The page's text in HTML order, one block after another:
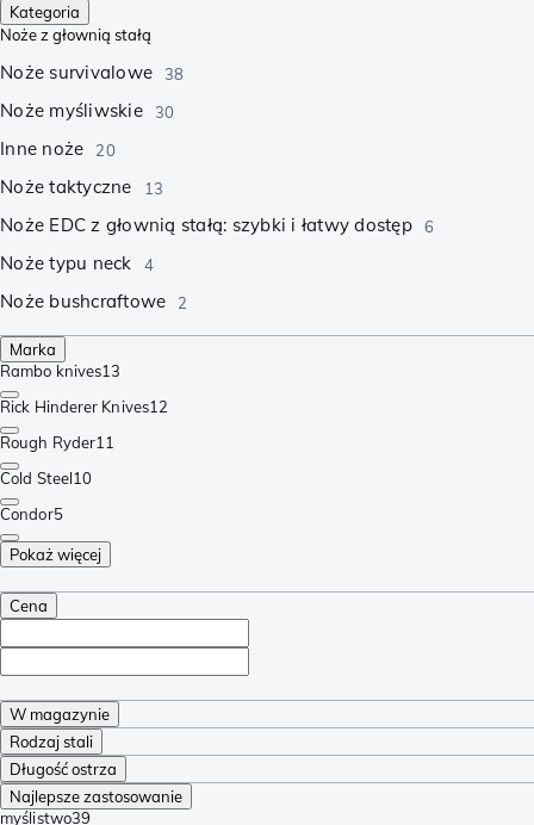
Kategoria
Noże z głownią stałą
Noże survivalowe 38
Noże myśliwskie 30
Inne noże 20
Noże taktyczne 13
Noże EDC z głownią stałą: szybki i łatwy dostęp 6
Noże typu neck 4
Noże bushcraftowe 2
Marka
Rambo knives13
Rick Hinderer Knives12
Rough Ryder11
Cold Steel10
Condor5
Pokaż więcej
Cena
W magazynie
Rodzaj stali
Długość ostrza
Najlepsze zastosowanie
myślistwo39